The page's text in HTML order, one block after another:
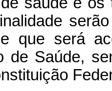
que será
de Saúde,